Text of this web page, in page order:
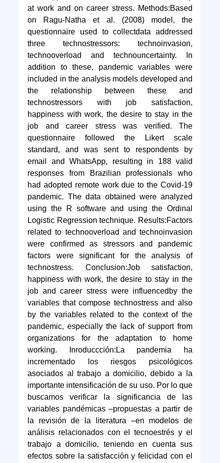
at work and on career stress. Methods:Based
on Ragu-Natha et al. (2008) model, the
questionnaire used to collectdata addressed
three technostressors: technoinvasion,
technooverload and technouncertainty. In
addition to these, pandemic variables were
included in the analysis models developed and
the relationship between these and
technostressors with job satisfaction,
happiness with work, the desire to stay in the
job and career stress was verified. The
questionnaire followed the Likert scale
standard, and was sent to respondents by
email and WhatsApp, resulting in 188 valid
responses from Brazilian professionals who
had adopted remote work due to the Covid-19
pandemic. The data obtained were analyzed
using the R software and using the Ordinal
Logistic Regression technique. Results:Factors
related to technooverload and technoinvasion
were confirmed as stressors and pandemic
factors were significant for the analysis of
technostress. Conclusion:Job satisfaction,
happiness with work, the desire to stay in the
job and career stress were influencedby the
variables that compose technostress and also
by the variables related to the context of the
pandemic, especially the lack of support from
organizations for the adaptation to home
working. Inroduccción:La pandemia ha
incrementado los riesgos psicológicos
asociados al trabajo a domicilio, debido a la
importante intensificación de su uso. Por lo que
buscamos verificar la significancia de las
variables pandémicas –propuestas a partir de
la revisión de la literatura –en modelos de
análisis relacionados con el tecnoestrés y el
trabajo a domicilio, teniendo en cuenta sus
efectos sobre la satisfacción y felicidad con el